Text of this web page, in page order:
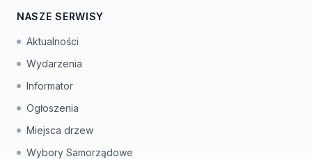
NASZE SERWISY
Aktualności
Wydarzenia
Informator
Ogłoszenia
Miejsca drzew
Wybory Samorządowe